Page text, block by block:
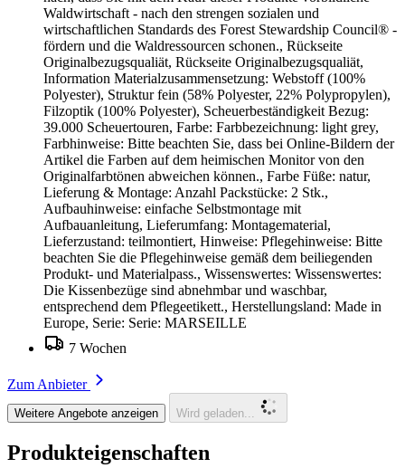
Waldwirtschaft - nach den strengen sozialen und
wirtschaftlichen Standards des Forest Stewardship Council® -
fördern und die Waldressourcen schonen., Rückseite
Originalbezugsqualiät, Rückseite Originalbezugsqualiät,
Information Materialzusammensetzung: Webstoff (100%
Polyester), Struktur fein (58% Polyester, 22% Polypropylen),
Filzoptik (100% Polyester), Scheuerbeständigkeit Bezug:
39.000 Scheuertouren, Farbe: Farbbezeichnung: light grey,
Farbhinweise: Bitte beachten Sie, dass bei Online-Bildern der
Artikel die Farben auf dem heimischen Monitor von den
Originalfarbtönen abweichen können., Farbe Füße: natur,
Lieferung & Montage: Anzahl Packstücke: 2 Stk.,
Aufbauhinweise: einfache Selbstmontage mit
Aufbauanleitung, Lieferumfang: Montagematerial,
Lieferzustand: teilmontiert, Hinweise: Pflegehinweise: Bitte
beachten Sie die Pflegehinweise gemäß dem beiliegenden
Produkt- und Materialpass., Wissenswertes: Wissenswertes:
Die Kissenbezüge sind abnehmbar und waschbar,
entsprechend dem Pflegeetikett., Herstellungsland: Made in
Europe, Serie: Serie: MARSEILLE
7 Wochen
Zum Anbieter
Weitere Angebote anzeigen Wird geladen...
Produkteigenschaften